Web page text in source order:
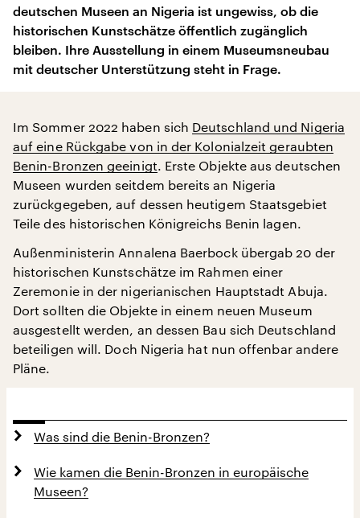
deutschen Museen an Nigeria ist ungewiss, ob die
historischen Kunstschätze öffentlich zugänglich
bleiben. Ihre Ausstellung in einem Museumsneubau
mit deutscher Unterstützung steht in Frage.
Im Sommer 2022 haben sich Deutschland und Nigeria
auf eine Rückgabe von in der Kolonialzeit geraubten
Benin-Bronzen geeinigt. Erste Objekte aus deutschen
Museen wurden seitdem bereits an Nigeria
zurückgegeben, auf dessen heutigem Staatsgebiet
Teile des historischen Königreichs Benin lagen.
Außenministerin Annalena Baerbock übergab 20 der
historischen Kunstschätze im Rahmen einer
Zeremonie in der nigerianischen Hauptstadt Abuja.
Dort sollten die Objekte in einem neuen Museum
ausgestellt werden, an dessen Bau sich Deutschland
beteiligen will. Doch Nigeria hat nun offenbar andere
Pläne.
Was sind die Benin-Bronzen?
Wie kamen die Benin-Bronzen in europäische
Museen?